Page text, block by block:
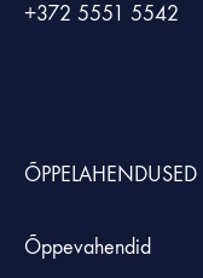
+372 5551 5542
ÕPPELAHENDUSED
Õppevahendid